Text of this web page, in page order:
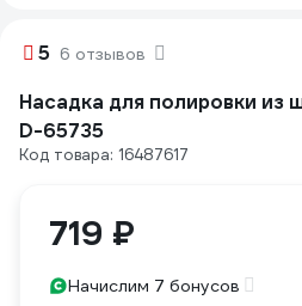
5 6 отзывов
Насадка для полировки из
D-65735
Код товара: 16487617
719 ₽
Начислим 7 бонусов